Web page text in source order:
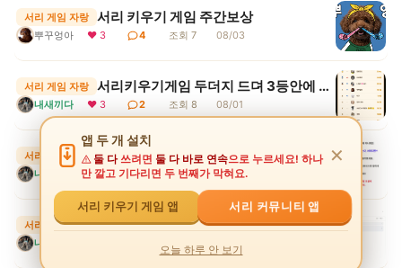
서리 게임 자랑 서리 키우기 게임 주간보상
뿌꾸엉아 ❤ 3 4 조회 7 08/03
서리 게임 자랑 서리키우기게임 두더지 드뎌 3등안에 들어땨
내새끼다 ❤ 3 2 조회 8 08/01
서리 게임 자랑 서리키우기게임 그냥 막하지마
내새끼다 ❤ 5 10 조회 15 07/31
서리 게임 자랑 서리키우기게임 링크이벤트 14개인증 ♥
내새끼다
앱 두 개 설치
둘 다쓰려면 둘 다 바로 연속으로 누르세요! 하나
만 깔고 기다리면 두 번째가 막혀요.
✕
서리 키우기 게임 앱 서리 커뮤니티 앱
오늘 하루 안 보기